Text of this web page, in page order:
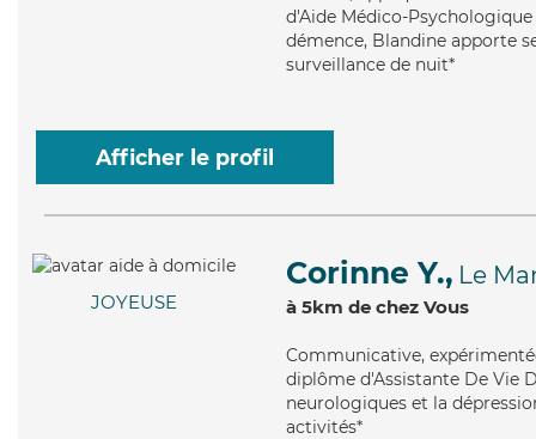
d'Aide Médico-
démence, Blandine apporte
surveillance de nuit*
Afficher le profil
JOYEUSE
Corinne Y., Le
à 5km de chez Vous
Communicative,
diplôme d'Assistante De Vie
neurologiques et la
activités*